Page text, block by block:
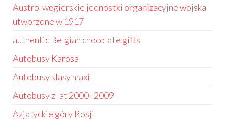
Austro-węgierskie jednostki organizacyjne wojska
utworzone w 1917
authentic Belgian chocolate gifts
Autobusy Karosa
Autobusy klasy maxi
Autobusy z lat 2000–2009
Azjatyckie góry Rosji